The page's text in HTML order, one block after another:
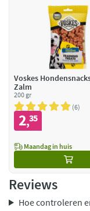
Voskes
Zalm
200 gr
6
2,35
Maandag in huis
Reviews
Hoe controleren